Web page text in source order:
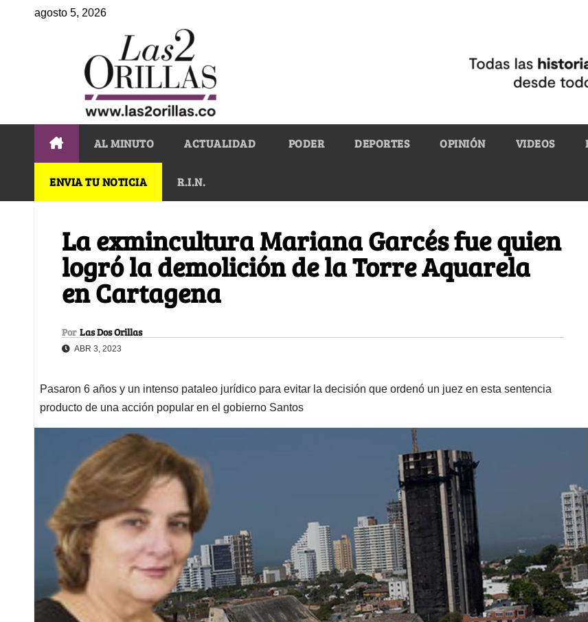
agosto 5, 2026
AL MINUTO ACTUALIDAD PODER DEPORTES OPINIÓN VIDEOS
ENVIA TU NOTICIA R.I.N.
La exmincultura Mariana Garcés fue quien
logró la demolición de la Torre Aquarela
en Cartagena
Por Las Dos Orillas
ABR 3, 2023
Pasaron 6 años y un intenso pataleo jurídico para evitar la decisión que ordenó un juez en esta sentencia
producto de una acción popular en el gobierno Santos